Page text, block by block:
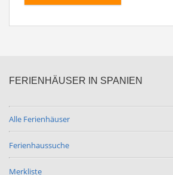
FERIENHÄUSER IN SPANIEN
Alle Ferienhäuser
Ferienhaussuche
Merkliste